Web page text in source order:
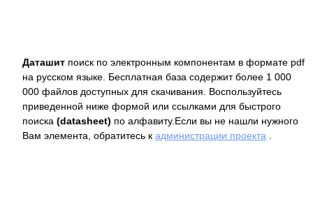
Даташит поиск по электронным компонентам в формате pdf
на русском языке. Бесплатная база содержит более 1 000
000 файлов доступных для скачивания. Воспользуйтесь
приведенной ниже формой или ссылками для быстрого
поиска (datasheet) по алфавиту.Если вы не нашли нужного
Вам элемента, обратитесь к администрации проекта